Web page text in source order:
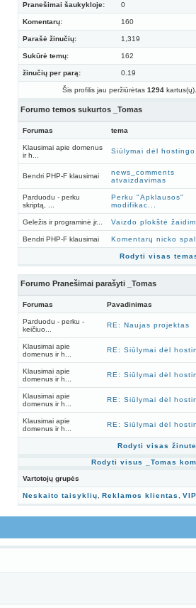
Pranešimai šaukykloje: 0
Komentarų: 160
Parašė žinučių: 1,319
Sukūrė temų: 162
žinučių per parą: 0.19
Šis profilis jau peržiūrėtas 1294
Forumo temos sukurtos _Tomas
Forumas tema
Klausimai apie domenus
ir h...
Siūlymai dėl hostingo
Bendri PHP-F klausimai
news_comments
atvaizdavimas
Parduodu - perku
skriptą, ...
Perku "Apklausos"
modifikac...
Geležis ir programinė įr... Vaizdo plokštė
Bendri PHP-F klausimai Komentarų nicko
Rodyti visas
Forumo Pranešimai parašyti _Tomas
Forumas Pavadinimas
Parduodu - perku -
keičiuo...
RE: Naujas projektas
Klausimai apie
domenus ir h...
RE: Siūlymai dėl
Klausimai apie
domenus ir h...
RE: Siūlymai dėl
Klausimai apie
domenus ir h...
RE: Siūlymai dėl
Klausimai apie
domenus ir h...
RE: Siūlymai dėl
Rodyti visas
Rodyti visus _Tomas
Vartotojų grupės
Neskaito taisyklių Reklamos klientas